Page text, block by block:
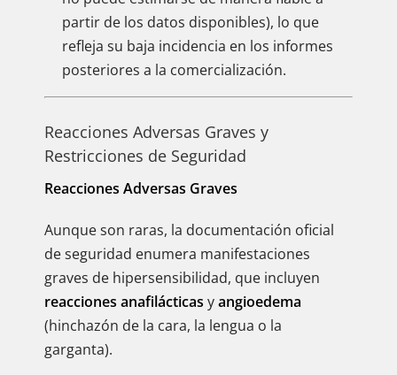
partir de los datos disponibles), lo que
refleja su baja incidencia en los informes
posteriores a la comercialización.
Reacciones Adversas Graves y
Restricciones de Seguridad
Reacciones Adversas Graves
Aunque son raras, la documentación oficial
de seguridad enumera manifestaciones
graves de hipersensibilidad, que incluyen
reacciones anafilácticas yangioedema
(hinchazón de la cara, la lengua o la
garganta).